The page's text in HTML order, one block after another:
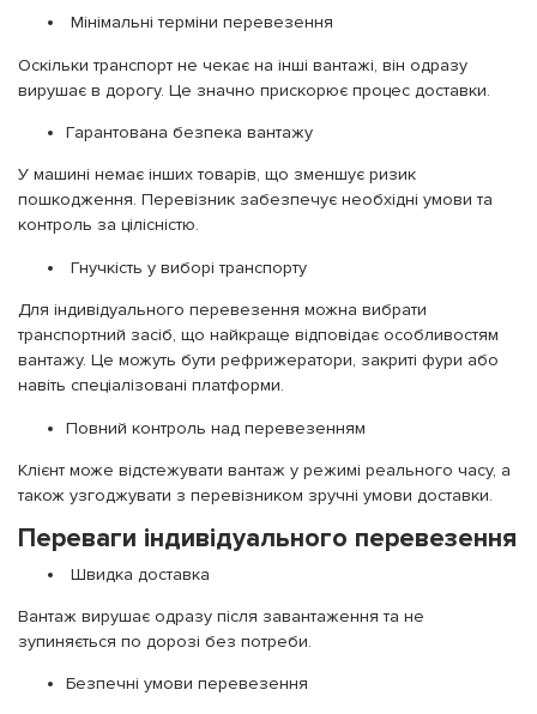
Мінімальні терміни перевезення
Оскільки транспорт не чекає на інші вантажі, він одразу
вирушає в дорогу. Це значно прискорює процес доставки.
Гарантована безпека вантажу
У машині немає інших товарів, що зменшує ризик
пошкодження. Перевізник забезпечує необхідні умови та
контроль за цілісністю.
Гнучкість у виборі транспорту
Для індивідуального перевезення можна вибрати
транспортний засіб, що найкраще відповідає особливостям
вантажу. Це можуть бути рефрижератори, закриті фури або
навіть спеціалізовані платформи.
Повний контроль над перевезенням
Клієнт може відстежувати вантаж у режимі реального часу, а
також узгоджувати з перевізником зручні умови доставки.
Переваги індивідуального перевезення
Швидка доставка
Вантаж вирушає одразу після завантаження та не
зупиняється по дорозі без потреби.
Безпечні умови перевезення